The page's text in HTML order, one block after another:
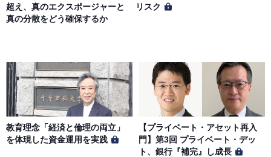
超え、真のエクスポージャーと
真の分散をどう確保するか
リスク
教育理念「経済と倫理の両立」
を体現した資金運用を実践
【プライベート・アセット再入
門】第3回 プライベート・デッ
ト、銀行『補完』し成長